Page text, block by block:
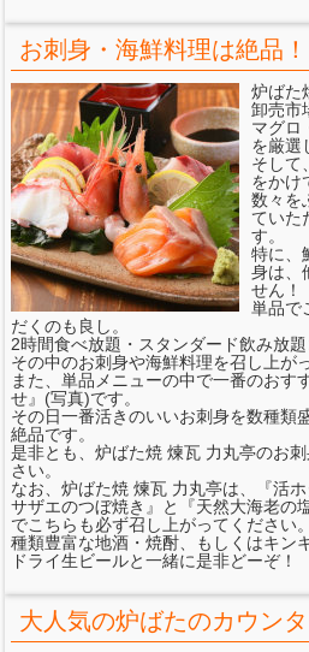
お刺身・海鮮料理は絶品！
炉ばた
卸売市
マグロ
を厳選
そして
をかけ
数々を
ていた
す。
特に、
身は、
せん！
単品で
だくのも良し。
2時間食べ放題・スタンダード飲み放
その中のお刺身や海鮮料理を召し上が
また、単品メニューの中で一番のおす
せ』(写真)です。
その日一番活きのいいお刺身を数種類
絶品です。
是非とも、炉ばた焼 煉瓦 力丸亭のお
さい。
なお、炉ばた焼 煉瓦 力丸亭は、『活
サザエのつぼ焼き』と『天然大海老の
でこちらも必ず召し上がってください。
種類豊富な地酒・焼酎、もしくはキン
ドライ生ビールと一緒に是非どーぞ！
大人気の炉ばたのカウンタ